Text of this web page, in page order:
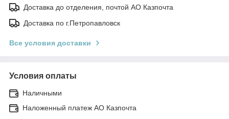
Доставка до отделения, почтой АО Казпочта
Доставка по г.Петропавловск
Все условия доставки
Условия оплаты
Наличными
Наложенный платеж АО Казпочта